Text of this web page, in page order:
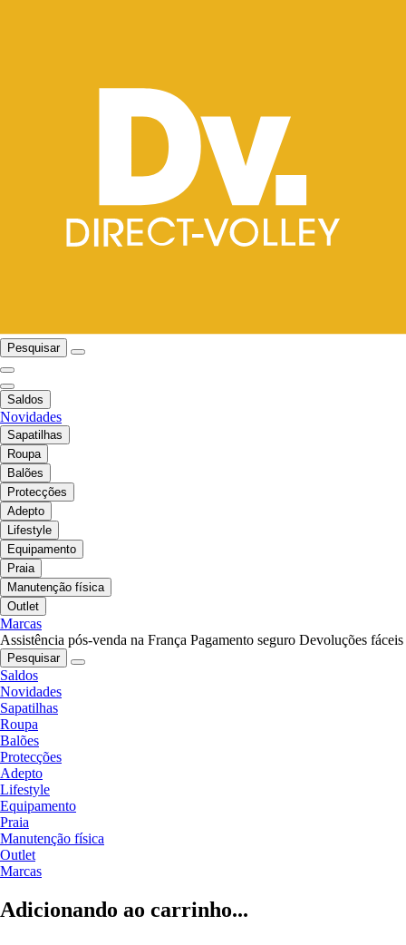
Pesquisar
Saldos
Novidades
Sapatilhas
Roupa
Balões
Protecções
Adepto
Lifestyle
Equipamento
Praia
Manutenção física
Outlet
Marcas
Assistência pós-venda na França Pagamento seguro Devoluções fáceis
Pesquisar
Saldos
Novidades
Sapatilhas
Roupa
Balões
Protecções
Adepto
Lifestyle
Equipamento
Praia
Manutenção física
Outlet
Marcas
Adicionando ao carrinho...